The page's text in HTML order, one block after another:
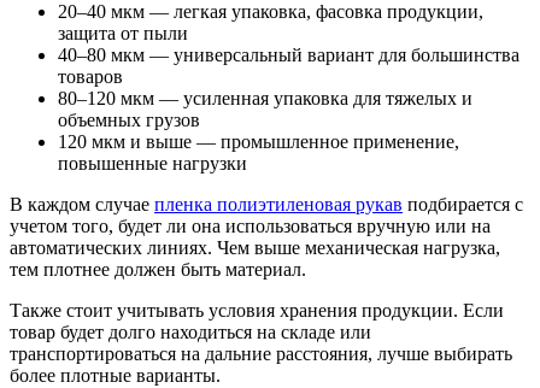
20–40 мкм — легкая упаковка, фасовка продукции,
защита от пыли
40–80 мкм — универсальный вариант для большинства
товаров
80–120 мкм — усиленная упаковка для тяжелых и
объемных грузов
120 мкм и выше — промышленное применение,
повышенные нагрузки
В каждом случае пленка полиэтиленовая рукав подбирается с
учетом того, будет ли она использоваться вручную или на
автоматических линиях. Чем выше механическая нагрузка,
тем плотнее должен быть материал.
Также стоит учитывать условия хранения продукции. Если
товар будет долго находиться на складе или
транспортироваться на дальние расстояния, лучше выбирать
более плотные варианты.